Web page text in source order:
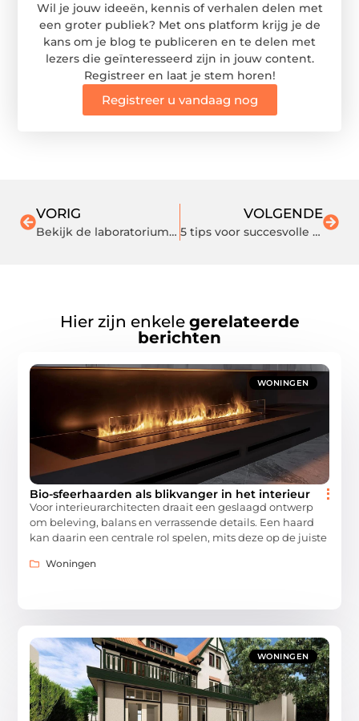
Wil je jouw ideeën, kennis of verhalen delen met
een groter publiek? Met ons platform krijg je de
kans om je blog te publiceren en te delen met
lezers die geïnteresseerd zijn in jouw content.
Registreer en laat je stem horen!
Registreer u vandaag nog
VORIG
Bekijk de laboratorium vacatures van deze specialist
VOLGENDE
5 tips voor succesvolle werving en selectie
Hier zijn enkele gerelateerde
berichten
WONINGEN
Bio-sfeerhaarden als blikvanger in het interieur
Voor interieurarchitecten draait een geslaagd ontwerp
om beleving, balans en verrassende details. Een haard
kan daarin een centrale rol spelen, mits deze op de juiste
Woningen
WONINGEN